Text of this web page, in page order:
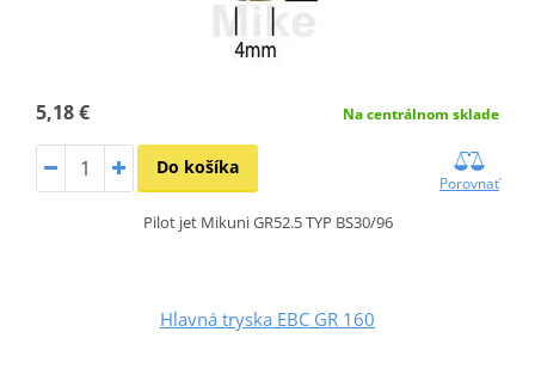
5,18 € Na centrálnom sklade
Do košíka
Porovnať
Pilot jet Mikuni GR52.5 TYP BS30/96
Hlavná tryska EBC GR 160